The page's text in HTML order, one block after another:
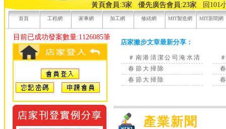
黃頁會員:3家 優先廣告會員:23家回101
首頁 工程網 家事網 加工網 修繕網 MIT製造網 MIT新聞網
目前已成功發案數量:1126085筆
店家撇步文章最新分享：
＃南港清潔公司淹水清
春節大掃除
春節大掃除
產業新聞